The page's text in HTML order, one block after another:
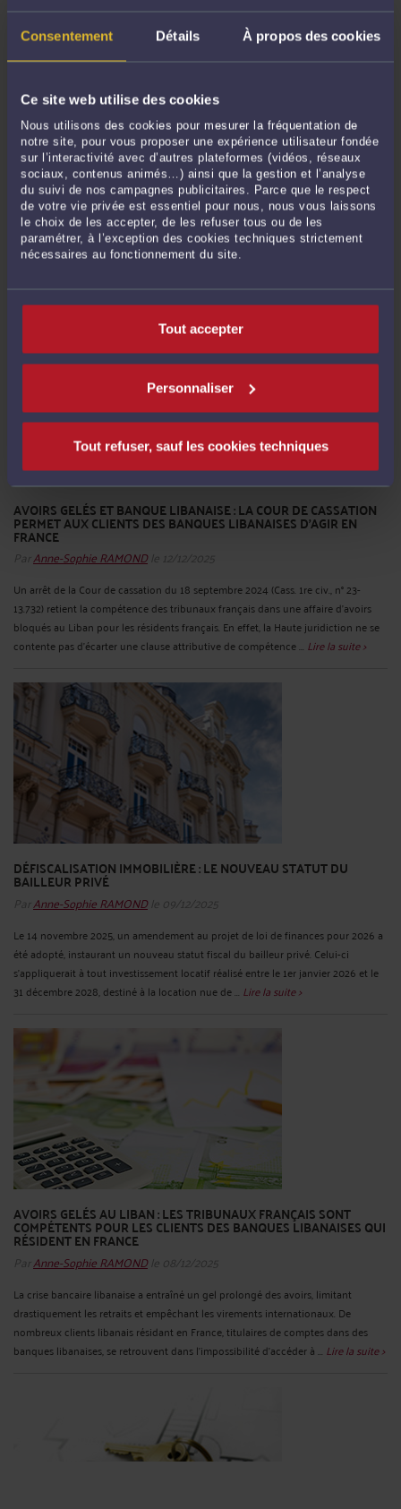
Consentement Détails À propos des cookies
Ce site web utilise des cookies
Nous utilisons des cookies pour mesurer la fréquentation de
notre site, pour vous proposer une expérience utilisateur fondée
sur l’interactivité avec d’autres plateformes (vidéos, réseaux
sociaux, contenus animés…) ainsi que la gestion et l’analyse
du suivi de nos campagnes publicitaires. Parce que le respect
de votre vie privée est essentiel pour nous, nous vous laissons
le choix de les accepter, de les refuser tous ou de les
paramétrer, à l’exception des cookies techniques strictement
nécessaires au fonctionnement du site.
Tout accepter
Personnaliser
Tout refuser, sauf les cookies techniques
PRÊT EN CHF : LE TJ METZ ANNULE UN PRÊT EN DEVISE DU
CRÉDIT AGRICOLE
ParAnne-Sophie RAMONDle 07/01/2026
Par un jugement du 23 octobre 2025 (TJ Metz, 23 octobre 2025, RG n°
2023/02480), le tribunal judiciaire de Metz prononce l’annulation d’un prêt en
francs suisses souscrit auprès du Crédit Agricole de Lorraine. Ce jugement
...Lire la suite >
AVOIRS GELÉS ET BANQUE LIBANAISE : LA COUR DE CASSATION
PERMET AUX CLIENTS DES BANQUES LIBANAISES D’AGIR EN
FRANCE
ParAnne-Sophie RAMONDle 12/12/2025
Un arrêt de la Cour de cassation du 18 septembre 2024 (Cass. 1re civ., n° 23-
13.732) retient la compétence des tribunaux français dans une affaire d’avoirs
bloqués au Liban pour les résidents français. En effet, la Haute juridiction ne se
contente pas d’écarter une clause attributive de compétence ... Lire la suite >
DÉFISCALISATION IMMOBILIÈRE : LE NOUVEAU STATUT DU
BAILLEUR PRIVÉ
ParAnne-Sophie RAMONDle 09/12/2025
Le 14 novembre 2025, un amendement au projet de loi de finances pour 2026 a
été adopté, instaurant un nouveau statut fiscal du bailleur privé. Celui-ci
s’appliquerait à tout investissement locatif réalisé entre le 1er janvier 2026 et le
31 décembre 2028, destiné à la location nue de ... Lire la suite >
AVOIRS GELÉS AU LIBAN : LES TRIBUNAUX FRANÇAIS SONT
COMPÉTENTS POUR LES CLIENTS DES BANQUES LIBANAISES QUI
RÉSIDENT EN FRANCE
ParAnne-Sophie RAMONDle 08/12/2025
La crise bancaire libanaise a entraîné un gel prolongé des avoirs, limitant
drastiquement les retraits et empêchant les virements internationaux. De
nombreux clients libanais résidant en France, titulaires de comptes dans des
banques libanaises, se retrouvent dans l’impossibilité d’accéder à ... Lire la suite >